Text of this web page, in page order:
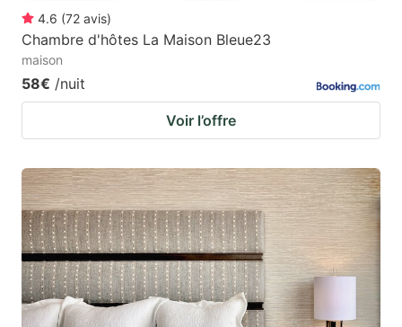
4.6 (72 avis)
Chambre d'hôtes La Maison Bleue23
maison
58€ /nuit
Voir l’offre